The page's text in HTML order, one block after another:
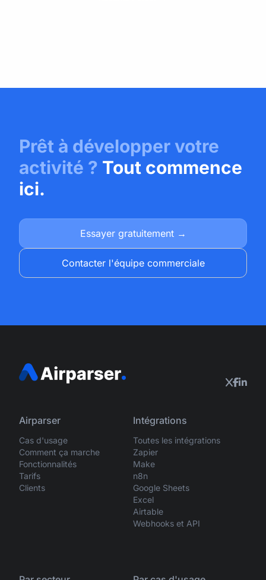
Prêt à développer votre
activité ? Tout commence
ici.
Essayer gratuitement →
Contacter l'équipe commerciale
Airparser
Cas d'usage
Comment ça marche
Fonctionnalités
Tarifs
Clients
Intégrations
Toutes les intégrations
Zapier
Make
n8n
Google Sheets
Excel
Airtable
Webhooks et API